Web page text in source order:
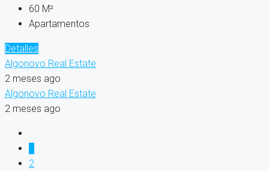
60 M²
Apartamentos
Detalles
Algonovo Real Estate
2 meses ago
Algonovo Real Estate
2 meses ago
2